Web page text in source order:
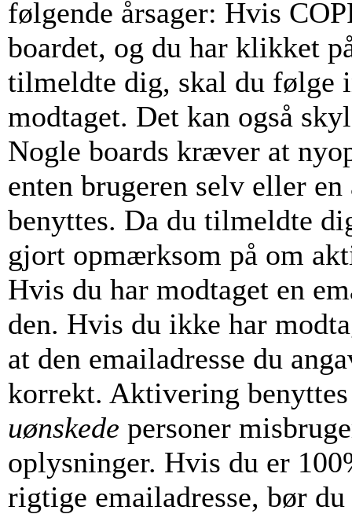
følgende årsager: Hvis
boardet, og du har klikket
tilmeldte dig, skal du følge
modtaget. Det kan også
Nogle boards kræver at
enten brugeren selv eller
benyttes. Da du tilmeldte
gjort opmærksom på om
Hvis du har modtaget en
den. Hvis du ikke har
at den emailadresse du
korrekt. Aktivering
uønskede personer
oplysninger. Hvis du er
rigtige emailadresse, bør